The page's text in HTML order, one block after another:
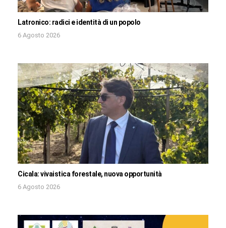
Latronico: radici e identità di un popolo
6 Agosto 2026
Cicala: vivaistica forestale, nuova opportunità
6 Agosto 2026